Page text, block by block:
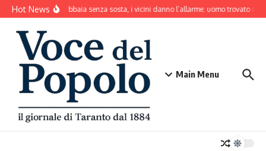
Salta al contenuto
Hot NewsIl cane abbaia senza sosta, i vicini danno l’allarme: uomo trovato
Main Menu